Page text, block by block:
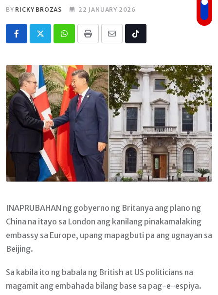
BY RICKY BROZAS 22 JANUARY 2026
Whatsapp
Print
Share
Email
Tiktok
INAPRUBAHAN ng gobyerno ng Britanya ang plano ng
China na itayo sa London ang kanilang pinakamalaking
embassy sa Europe, upang mapagbuti pa ang ugnayan sa
Beijing.
Sa kabila ito ng babala ng British at US politicians na
magamit ang embahada bilang base sa pag-e-espiya.